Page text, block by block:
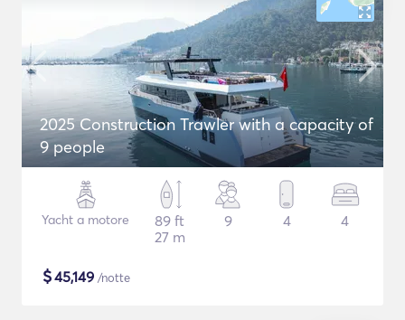
2025 Construction Trawler with a capacity of
9 people
Yacht a motore
89 ft
27 m
9 4 4
$45,149 /notte